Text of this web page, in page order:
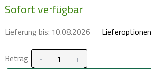
Sofort verfügbar
Lieferung bis: 10.08.2026 Lieferoptionen
Betrag